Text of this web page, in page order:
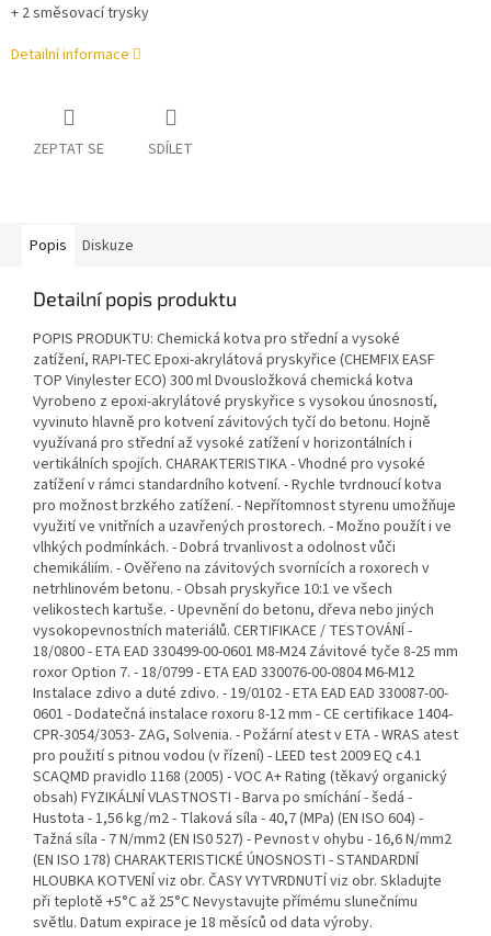
+ 2 směsovací trysky
Detailní informace
ZEPTAT SE SDÍLET
Popis Diskuze
Detailní popis produktu
POPIS PRODUKTU: Chemická kotva pro střední a vysoké
zatížení, RAPI-TEC Epoxi-akrylátová pryskyřice (CHEMFIX EASF
TOP Vinylester ECO) 300 ml Dvousložková chemická kotva
Vyrobeno z epoxi-akrylátové pryskyřice s vysokou únosností,
vyvinuto hlavně pro kotvení závitových tyčí do betonu. Hojně
využívaná pro střední až vysoké zatížení v horizontálních i
vertikálních spojích. CHARAKTERISTIKA - Vhodné pro vysoké
zatížení v rámci standardního kotvení. - Rychle tvrdnoucí kotva
pro možnost brzkého zatížení. - Nepřítomnost styrenu umožňuje
využití ve vnitřních a uzavřených prostorech. - Možno použít i ve
vlhkých podmínkách. - Dobrá trvanlivost a odolnost vůči
chemikáliím. - Ověřeno na závitových svornících a roxorech v
netrhlinovém betonu. - Obsah pryskyřice 10:1 ve všech
velikostech kartuše. - Upevnění do betonu, dřeva nebo jiných
vysokopevnostních materiálů. CERTIFIKACE / TESTOVÁNÍ -
18/0800 - ETA EAD 330499-00-0601 M8-M24 Závitové tyče 8-25 mm
roxor Option 7. - 18/0799 - ETA EAD 330076-00-0804 M6-M12
Instalace zdivo a duté zdivo. - 19/0102 - ETA EAD EAD 330087-00-
0601 - Dodatečná instalace roxoru 8-12 mm - CE certifikace 1404-
CPR-3054/3053- ZAG, Solvenia. - Požární atest v ETA - WRAS atest
pro použití s pitnou vodou (v řízení) - LEED test 2009 EQ c4.1
SCAQMD pravidlo 1168 (2005) - VOC A+ Rating (těkavý organický
obsah) FYZIKÁLNÍ VLASTNOSTI - Barva po smíchání - šedá -
Hustota - 1,56 kg/m2 - Tlaková síla - 40,7 (MPa) (EN ISO 604) -
Tažná síla - 7 N/mm2 (EN IS0 527) - Pevnost v ohybu - 16,6 N/mm2
(EN ISO 178) CHARAKTERISTICKÉ ÚNOSNOSTI - STANDARDNÍ
HLOUBKA KOTVENÍ viz obr. ČASY VYTVRDNUTÍ viz obr. Skladujte
při teplotě +5°C až 25°C Nevystavujte přímému slunečnímu
světlu. Datum expirace je 18 měsíců od data výroby.